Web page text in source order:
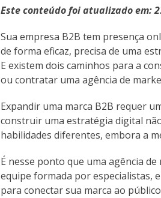
Este conteúdo foi atualizado em:
Sua empresa B2B tem presença
de forma eficaz, precisa de uma
E existem dois caminhos para a
ou contratar uma agência de
Expandir uma marca B2B requer
construir uma estratégia digital
habilidades diferentes, embora a
É nesse ponto que uma agência
equipe formada por especialistas,
para conectar sua marca ao